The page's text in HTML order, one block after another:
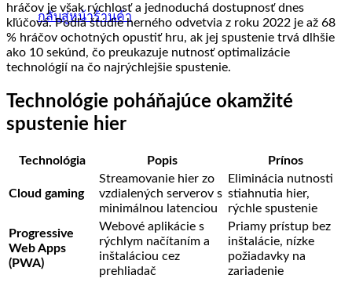
กลับสู่หน้าร้านค้า
hráčov je však rýchlosť a jednoduchá dostupnosť dnes
kľúčová. Podľa štúdie herného odvetvia z roku 2022 je až 68
% hráčov ochotných opustiť hru, ak jej spustenie trvá dlhšie
ako 10 sekúnd, čo preukazuje nutnosť optimalizácie
technológií na čo najrýchlejšie spustenie.
Technológie poháňajúce okamžité
spustenie hier
Technológia Popis Prínos
Cloud gaming
Streamovanie hier zo
vzdialených serverov s
minimálnou latenciou
Eliminácia nutnosti
stiahnutia hier,
rýchle spustenie
Progressive
Web Apps
(PWA)
Webové aplikácie s
rýchlym načítaním a
inštaláciou cez
prehliadač
Priamy prístup bez
inštalácie, nízke
požiadavky na
zariadenie